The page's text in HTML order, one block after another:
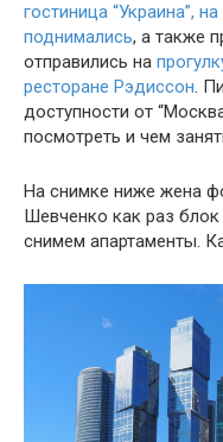
гостиница “Украина”,
поднимались, а также
отправились на
ресторане Рэдиссон.
доступности от
посмотреть и чем
На снимке ниже жена
Шевченко как раз
снимем апартаменты.